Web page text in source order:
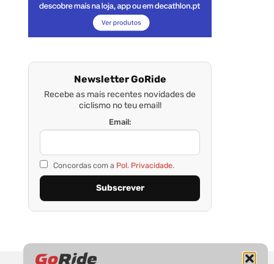
Newsletter GoRide
Recebe as mais recentes novidades de
ciclismo no teu email!
Email:
Concordas com a Pol. Privacidade.